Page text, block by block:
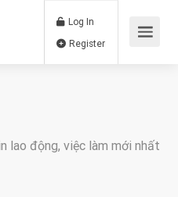
Log In
lao động, việc làm mới nhất